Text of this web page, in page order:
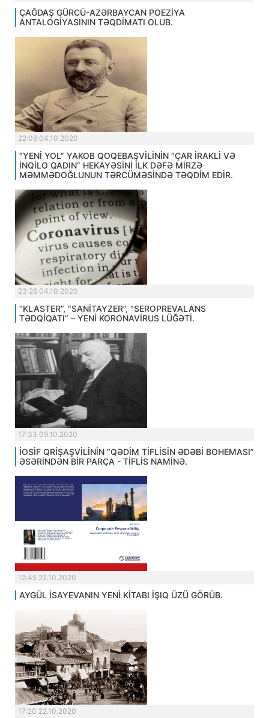
ÇAĞDAŞ GÜRCÜ-AZƏRBAYCAN POEZİYA
ANTALOGİYASININ TƏQDİMATI OLUB.
22:09 04.10.2020
“YENİ YOL” YAKOB QOQEBAŞVİLİNİN “ÇAR İRAKLİ VƏ
İNQİLO QADIN” HEKAYƏSİNİ İLK DƏFƏ MİRZƏ
MƏMMƏDOĞLUNUN TƏRCÜMƏSİNDƏ TƏQDİM EDİR.
23:26 04.10.2020
“KLASTER”, “SANİTAYZER”, “SEROPREVALANS
TƏDQİQATI” – YENİ KORONAVİRUS LÜĞƏTİ.
17:33 09.10.2020
İOSİF QRİŞAŞVİLİNİN “QƏDİM TİFLİSİN ƏDƏBİ BOHEMASI”
ƏSƏRİNDƏN BİR PARÇA - TİFLİS NAMİNƏ.
12:45 22.10.2020
AYGÜL İSAYEVANIN YENİ KİTABI İŞIQ ÜZÜ GÖRÜB.
17:20 22.10.2020